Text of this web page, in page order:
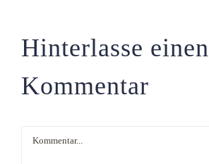
Hinterlasse einen
Kommentar
Kommentar